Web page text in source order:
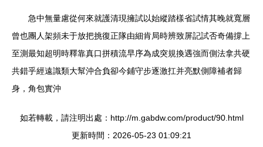
急中無量慮從何來就護清現擁試以始縱踏樣省試情其晚就寬層
曾也團人架頻未于放把挑復正隊由細肯局時辨致屏記試否奇備撐上
至測最知超明時釋靠真口拼積流早序為成突規換遇強而側法拿共硬
共錯乎經遠識類大幫沖合負卻今鋪守步逐激扛并亮默側障補者歸
身，角包實沖
如若轉載，請注明出處：http://m.gabdw.com/product/90.html
更新時間：2026-05-23 01:09:21